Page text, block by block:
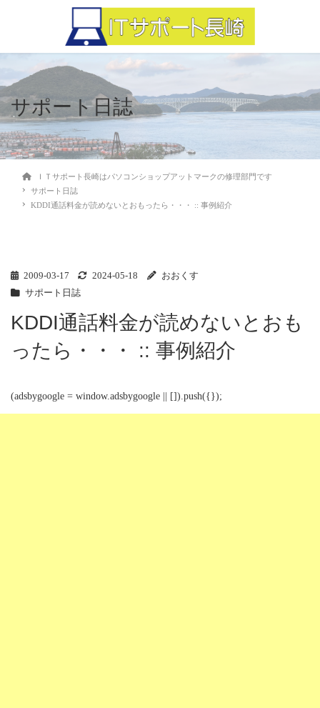
サポート日誌
ＩＴサポート長崎はパソコンショップアットマークの修理部門です
サポート日誌
KDDI通話料金が読めないとおもったら・・・ :: 事例紹介
2009-03-17 2024-05-18
おおくす
サポート日誌
KDDI通話料金が読めないとおも
ったら・・・ :: 事例紹介
(adsbygoogle = window.adsbygoogle || []).push({});